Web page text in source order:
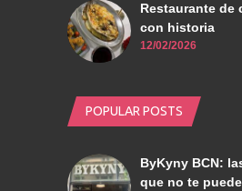
Restaurante de
con historia
12/02/2026
POPULAR POSTS
ByKyny BCN:
que no te